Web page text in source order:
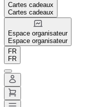
Cartes cadeaux
Cartes cadeaux
Espace organisateur
Espace organisateur
FR
FR